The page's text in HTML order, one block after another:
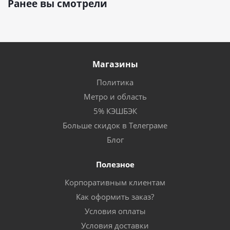
Ранее вы смотрели
Магазины
Политика
Метро и область
5% КЭШБЭК
Больше скидок в Телеграме
Блог
Полезное
Корпоративным клиентам
Как оформить заказ?
Условия оплаты
Условия доставки